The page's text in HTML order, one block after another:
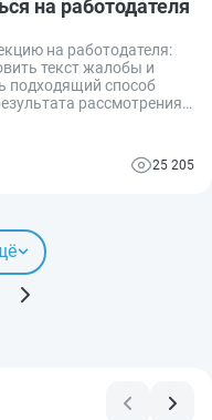
на работодателя
на работодателя:
текст жалобы и
подходящий способ
рассмотрения
25 205